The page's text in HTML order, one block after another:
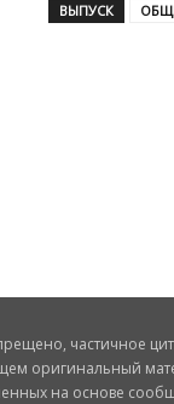
ВЫПУСК
частичное
оригинальный
на основе